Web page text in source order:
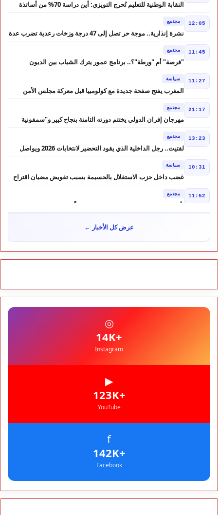
النقابة الوطنية للتعليم تُحرج التويزي: أين دراسة 70% من أساتذة
12:05 مجتمع
نشرة إنذارية.. موجة حر تصل إلى 47 درجة وزخات رعدية تضرب عدة
11:45 مجتمع
"فرصة" أم "ورطة"؟.. برنامج عمور يترك الشباب بين الديون
11:27 سياسة
المغرب يفتح صفحة جديدة مع كولومبيا قبل معركة مجلس الأمن
21:17 مجتمع
مهرجان إفران الدولي يختتم دورته الثامنة بنجاح كبير و"سمفونية
13:23 مجتمع
لفتيت.. رجل الداخلية الذي يقود التحضير لانتخابات 2026 ويواصل
10:31 سياسة
غضب داخل حزب الاستقلال بالحسيمة بسبب تفويض مضيان اقتراح
11:52 مجتمع
تأجيل محاكمة "إسكوبار الصحراء" استئنافياً واستدعاء جميع المتهمين
في حالة سراح
شوكي يعيد وعود الأحرار.. والمغاربة يطالبون بحساب وعود 2021
10:06 مجتمع
كارثة سبتة تتفاقم.. انتشال جثث جديدة واستمرار البحث عن هويات
مجتمع
عرض كل الأخبار ←
◎
+14K
Instagram
▶
+123K
YouTube
f
+142K
Facebook